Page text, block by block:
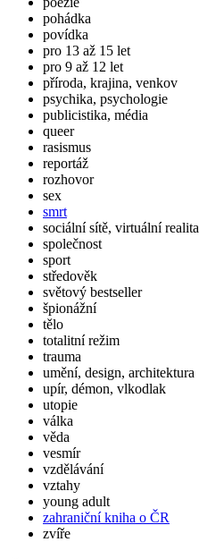
pohádka
povídka
pro 13 až 15 let
pro 9 až 12 let
příroda, krajina, venkov
psychika, psychologie
publicistika, média
queer
rasismus
reportáž
rozhovor
sex
smrt
sociální sítě, virtuální realita
společnost
sport
středověk
světový bestseller
špionážní
tělo
totalitní režim
trauma
umění, design, architektura
upír, démon, vlkodlak
utopie
válka
věda
vesmír
vzdělávání
vztahy
young adult
zahraniční kniha o ČR
zvíře